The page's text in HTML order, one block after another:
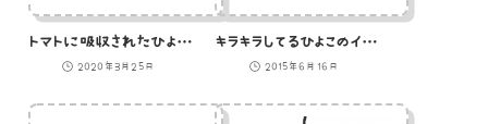
トマトに吸収されたひよこのイラスト
2020年3月25日
キラキラしてるひよこのイラスト
2015年6月16日